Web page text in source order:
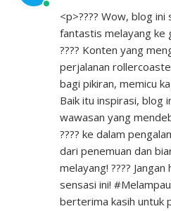
<p>???? Wow, blog
fantastis melayang ke
???? Konten yang
perjalanan
bagi pikiran, memicu
Baik itu inspirasi, blog
wawasan yang
???? ke dalam
dari penemuan dan
melayang! ????
sensasi ini!
berterima kasih untuk